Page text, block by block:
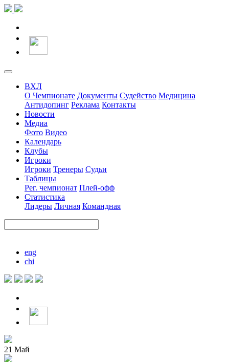
ВХЛ
О Чемпионате Документы Судейство Медицина
Антидопинг Реклама Контакты
Новости
Медиа
Фото Видео
Календарь
Клубы
Игроки
Игроки Тренеры Судьи
Таблицы
Рег. чемпионат Плей-офф
Статистика
Лидеры Личная Командная
eng
chi
21 Май